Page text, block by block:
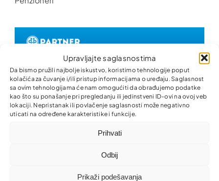
Upravljajte saglasnostima
Da bismo pružili najbolje iskustvo, koristimo tehnologije poput
kolačića za čuvanje i/ili pristup informacijama o uređaju. Saglasnost
sa ovim tehnologijama će nam omogućiti da obrađujemo podatke
kao što su ponašanje pri pregledanju ili jedinstveni ID-ovi na ovoj veb
lokaciji. Nepristanak ili povlačenje saglasnosti može negativno
uticati na određene karakteristike i funkcije.
Prihvati
Odbij
Prikaži podešavanja